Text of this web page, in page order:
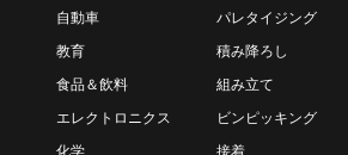
自動車
教育
食品＆飲料
エレクトロニクス
化学
パレタイジング
積み降ろし
組み立て
ビンピッキング
接着